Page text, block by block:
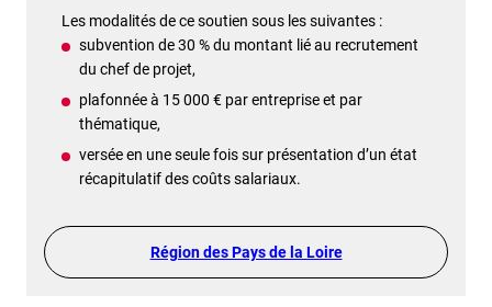
Les modalités de ce soutien sous les suivantes :
subvention de 30 % du montant lié au recrutement
du chef de projet,
plafonnée à 15 000 € par entreprise et par
thématique,
versée en une seule fois sur présentation d’un état
récapitulatif des coûts salariaux.
Région des Pays de la Loire